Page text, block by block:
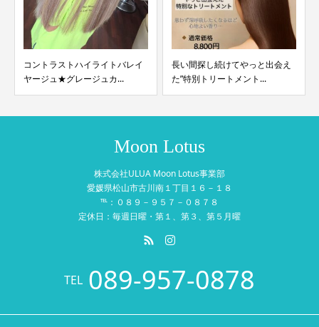
コントラストハイライトバレイ
ヤージュ★グレージュカ...
長い間探し続けてやっと出会え
た”特別トリートメント...
Moon Lotus
株式会社ULUA Moon Lotus事業部
愛媛県松山市古川南１丁目１６－１８
℡：０８９－９５７－０８７８
定休日：毎週日曜・第１、第３、第５月曜
TEL 089-957-0878